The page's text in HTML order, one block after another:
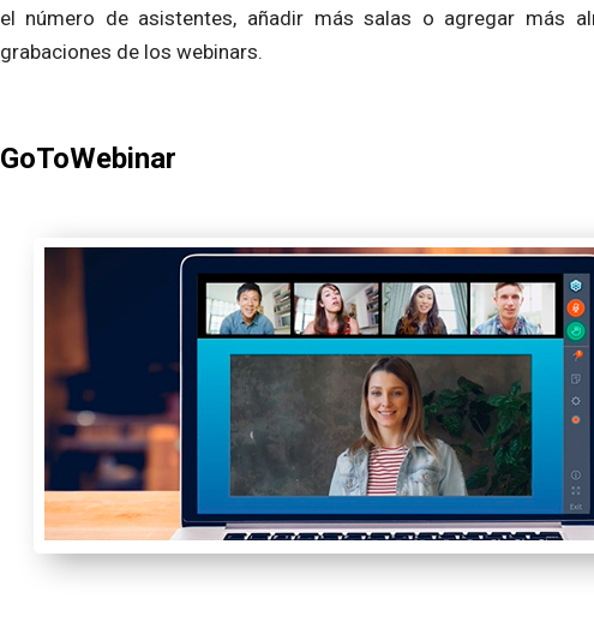
el número de asistentes, añadir más salas o agregar más
grabaciones de los webinars.
GoToWebinar